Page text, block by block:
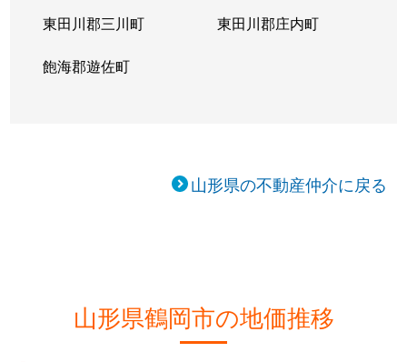
東田川郡三川町 東田川郡庄内町
飽海郡遊佐町
山形県の不動産仲介に戻る
山形県鶴岡市の地価推移